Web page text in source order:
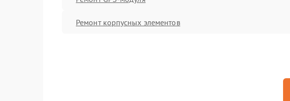
Ремонт корпусных элементов